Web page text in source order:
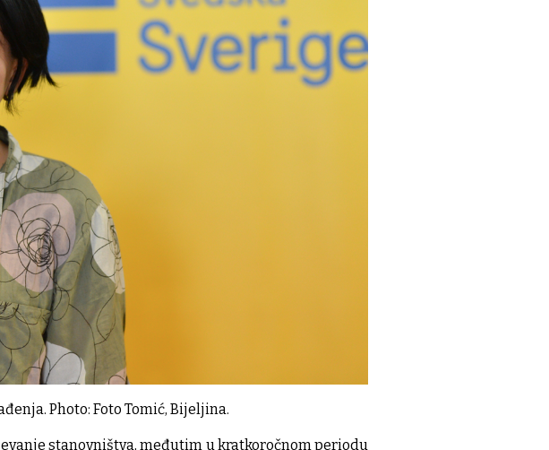
Photo: Foto Tomić, Bijeljina.
stanovništva, međutim u kratkoročnom periodu